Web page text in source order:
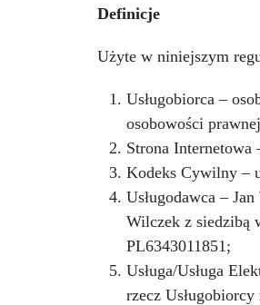
Definicje
Użyte w niniejszym
Usługobiorca –
osobowości
Strona Internetowa
Kodeks Cywilny –
Usługodawca –
Wilczek z siedzibą
PL6343011851;
Usługa/Usługa
rzecz